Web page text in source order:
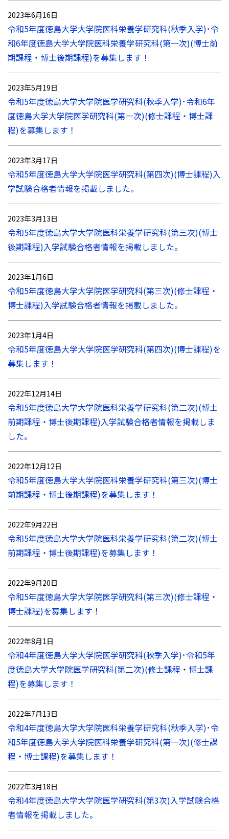
2023年6月16日
令和5年度徳島大学大学院医科栄養学研究科(秋季入学)･令
和6年度徳島大学大学院医科栄養学研究科(第一次)(博士前
期課程・博士後期課程)を募集します！
2023年5月19日
令和5年度徳島大学大学院医学研究科(秋季入学)･令和6年
度徳島大学大学院医学研究科(第一次)(修士課程・博士課
程)を募集します！
2023年3月17日
令和5年度徳島大学大学院医学研究科(第四次)(博士課程)入
学試験合格者情報を掲載しました。
2023年3月13日
令和5年度徳島大学大学院医科栄養学研究科(第三次)(博士
後期課程)入学試験合格者情報を掲載しました。
2023年1月6日
令和5年度徳島大学大学院医学研究科(第三次)(修士課程・
博士課程)入学試験合格者情報を掲載しました。
2023年1月4日
令和5年度徳島大学大学院医学研究科(第四次)(博士課程)を
募集します！
2022年12月14日
令和5年度徳島大学大学院医科栄養学研究科(第二次)(博士
前期課程・博士後期課程)入学試験合格者情報を掲載しま
した。
2022年12月12日
令和5年度徳島大学大学院医科栄養学研究科(第三次)(博士
前期課程・博士後期課程)を募集します！
2022年9月22日
令和5年度徳島大学大学院医科栄養学研究科(第二次)(博士
前期課程・博士後期課程)を募集します！
2022年9月20日
令和5年度徳島大学大学院医学研究科(第三次)(修士課程・
博士課程)を募集します！
2022年8月1日
令和4年度徳島大学大学院医学研究科(秋季入学)･令和5年
度徳島大学大学院医学研究科(第二次)(修士課程・博士課
程)を募集します！
2022年7月13日
令和4年度徳島大学大学院医科栄養学研究科(秋季入学)･令
和5年度徳島大学大学院医科栄養学研究科(第一次)(修士課
程・博士課程)を募集します！
2022年3月18日
令和4年度徳島大学大学院医学研究科(第3次)入学試験合格
者情報を掲載しました。